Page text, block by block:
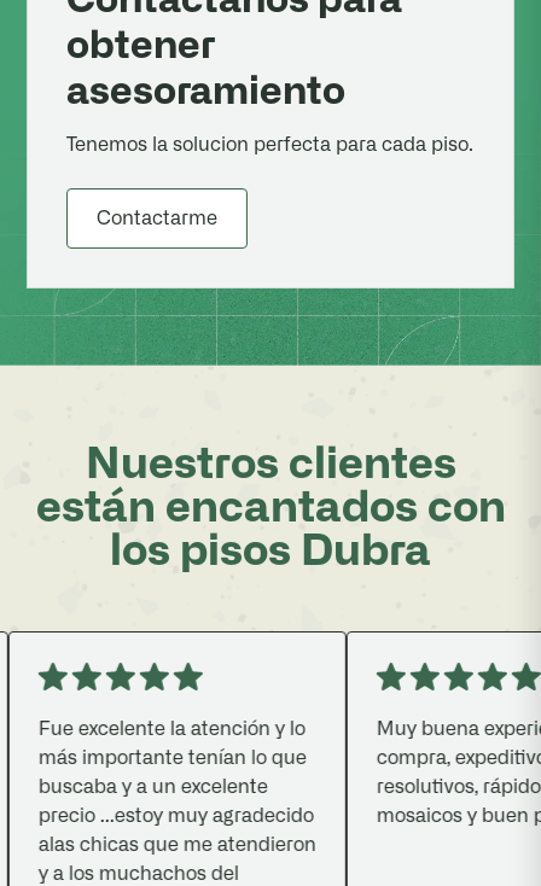
obtener
asesoramiento
Tenemos la solucion perfecta para cada piso.
Contactarme
Nuestros clientes
están encantados con
los pisos Dubra
Fue excelente la atención y lo
más importante tenían lo que
buscaba y a un excelente
precio ...estoy muy agradecido
alas chicas que me atendieron
y a los muchachos del
Muy buena
compra, expeditivos,
resolutivos, rápidos,
mosaicos y buen